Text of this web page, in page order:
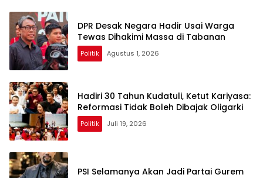
DPR Desak Negara Hadir Usai Warga
Tewas Dihakimi Massa di Tabanan
Politik Agustus 1, 2026
Hadiri 30 Tahun Kudatuli, Ketut Kariyasa:
Reformasi Tidak Boleh Dibajak Oligarki
Politik Juli 19, 2026
PSI Selamanya Akan Jadi Partai Gurem